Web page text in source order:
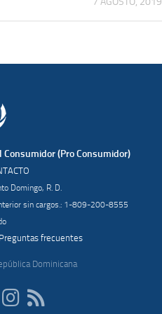
(Pro Consumidor)
Domingo, R. D.
sin cargos.: 1-809-200-8555
Preguntas frecuentes
Dominicana